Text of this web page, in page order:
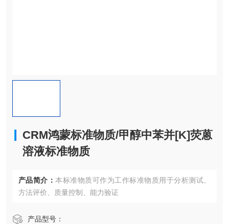
CRM鸿蒙标准物质/甲醇中苯并[K]荧蒽
溶液标准物质
产品简介： 本标准物质可作为工作标准物质用于分析测试、
方法评价、质量控制、能力验证
产品型号：